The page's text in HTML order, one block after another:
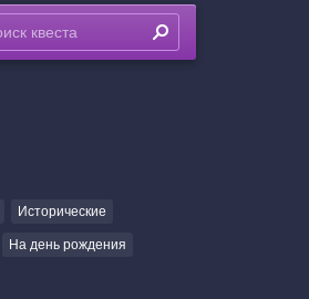
Исторические
На день рождения